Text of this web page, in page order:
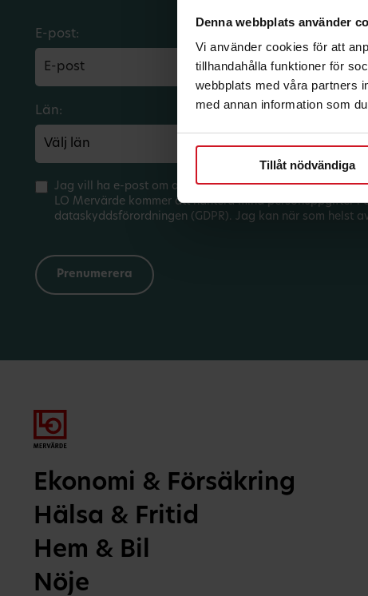
Denna webbplats använder
Vi använder cookies för att
tillhandahålla funktioner för
webbplats med våra partners
med annan information som
Tillåt nödvändiga
E-post:
Län: Förbund:
Jag vill ha e-post om aktuella erbjudanden och
LO Mervärde kommer att hantera mina personuppgifter i
dataskyddsförordningen (GDPR). Jag kan när som helst
Ekonomi & Försäkring
Hälsa & Fritid
Hem & Bil
Nöje